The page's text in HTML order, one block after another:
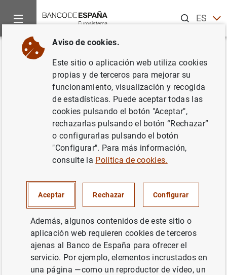
ESEN
Inicio Publicaciones
Volver
Cuarto trimestre de 2014
Serie: Informes trimestrales de la Central
de Balances.
Documento completo
Aviso de cookies.
Este sitio o aplicación web utiliza cookies
propias y de terceros para mejorar su
funcionamiento, visualización y recogida
de estadísticas. Puede aceptar todas las
cookies pulsando el botón "Aceptar",
rechazarlas pulsando el botón “Rechazar”
o configurarlas pulsando el botón
"Configurar". Para más información,
consulte la Política de cookies.
Aceptar Rechazar Configurar
Además, algunos contenidos de este sitio o
aplicación web requieren cookies de terceros
ajenas al Banco de España para ofrecer el
servicio. Por ejemplo, elementos incrustados en
una página —como un reproductor de vídeo, un